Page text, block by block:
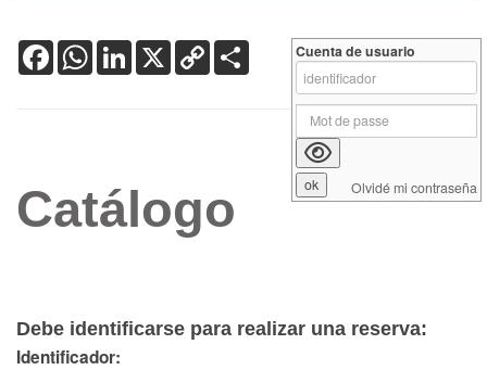
FacebookWhatsApp
LinkedIn
X Copy
Link
Catálogo
Debe identificarse para realizar una reserva:
Identificador:
Cuenta de usuario
Olvidé mi contraseña